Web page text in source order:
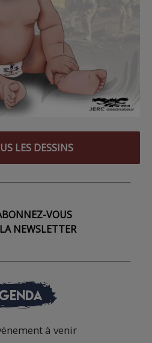
LES DESSINS
VOUS
NEWSLETTER
à venir